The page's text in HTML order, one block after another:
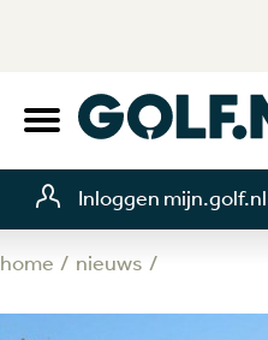
Inloggen mijn.golf.nl
home nieuws